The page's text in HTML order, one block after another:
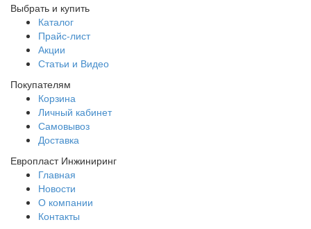
Выбрать и купить
Каталог
Прайс-лист
Акции
Статьи и Видео
Покупателям
Корзина
Личный кабинет
Самовывоз
Доставка
Европласт Инжиниринг
Главная
Новости
О компании
Контакты